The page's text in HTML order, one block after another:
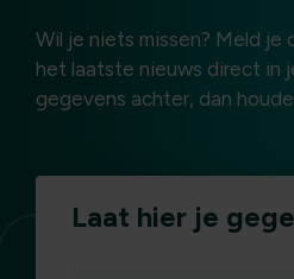
Wil je niets missen? Meld je
het laatste nieuws direct in
gegevens achter, dan
Laat hier je